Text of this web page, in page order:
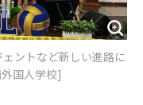
ントなど新しい進路に
国人学校]